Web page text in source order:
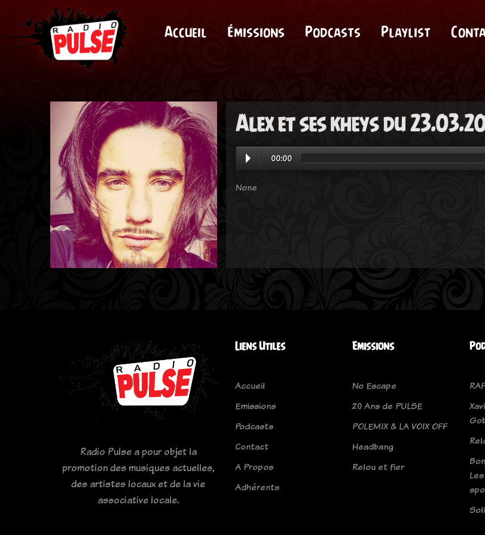
Accueil Émissions Podcasts Playlist
Alex et ses kheys du
00:00
None
Radio Pulse a pour objet la
promotion des musiques actuelles,
des artistes locaux et de la vie
associative locale.
Liens Utiles
Accueil
Emissions
Podcasts
Contact
A Propos
Adhérents
Emissions
No Escape
20 Ans de PULSE
POLEMIX & LA VOIX OFF
Headbang
Relou et fier